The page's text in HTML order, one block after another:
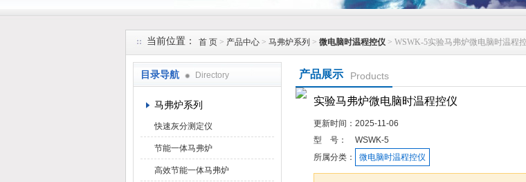
当前位置： 首 页 > 产品中心 > 马弗炉系列 > 微电脑时温程控仪 > WSWK-5实验马弗炉微电脑时温程
目录导航 Directory
马弗炉系列
快速灰分测定仪
节能一体马弗炉
高效节能一体马弗炉
产品展示 Products
实验马弗炉微电脑时温程控仪
更新时间： 2025-11-06
型 号：
WSWK-5
所属分类：
微电脑时温程控仪